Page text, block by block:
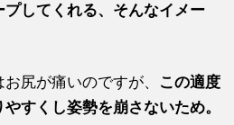
してくれる、そんなイメー
尻が痛いのですが、 この適度
すくし姿勢を崩さないため。